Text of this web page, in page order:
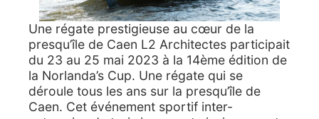
Une régate prestigieuse au cœur de la
presqu’île de Caen L2 Architectes participait
du 23 au 25 mai 2023 à la 14ème édition de
la Norlanda’s Cup. Une régate qui se
déroule tous les ans sur la presqu’île de
Caen. Cet événement sportif inter-